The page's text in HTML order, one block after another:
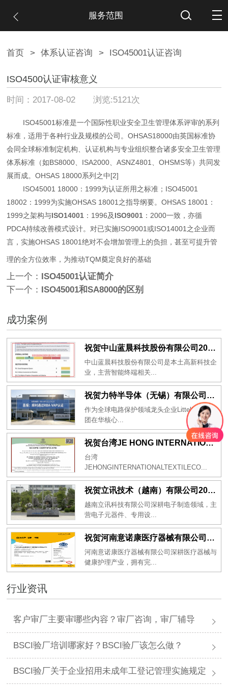
服务范围
首页 > 体系认证咨询 > ISO45001认证咨询
ISO4500认证审核意义
时间：2017-08-02 浏览:5121次
ISO45001标准是一个国际性职业安全卫生管理体系评审的系列
标准，适用于各种行业及规模的公司。OHSAS18000由英国标准协
会同全球标准制定机构、认证机构与专业组织整合诸多安全卫生管理
体系标准（如BS8000、ISA2000、ASNZ4801、OHSMS等）共同发
展而成。OHSAS 18000系列之中[2]
ISO45001 18000：1999为认证所用之标准；ISO45001
18002：1999为实施OHSAS 18001之指导纲要。OHSAS 18001：
1999之架构与ISO14001 ：1996及ISO9001 ：2000一致，亦循
PDCA持续改善模式设计。对已实施ISO9001或ISO14001之企业而
言，实施OHSAS 18001绝对不会增加管理上的负担，甚至可提升管
理的全方位效率，为推动TQM奠定良好的基础
上一个： ISO45001认证简介
下一个： ISO45001和SA8000的区别
成功案例
祝贺中山蓝晨科技股份有限公司2026年一次性成功通过BSCI验厂-B级
中山蓝晨科技股份有限公司是本土高新科技企
业，主营智能终端相关...
祝贺力特半导体（无锡）有限公司2026年一次性成功通过RBA-VAP认证审核并取得170.2分
作为全球电路保护领域龙头企业Littelfuse集
团在华核心...
祝贺台湾JE HONG INTERNATIONAL TEXTILE CO., LTD 2026年一次性成功通过GRS认证
台湾
JEHONGINTERNATIONALTEXTILECO...
祝贺立讯技术（越南）有限公司2026年一次性成功通过RBA-VAP审核获得金牌评级！
越南立讯科技有限公司深耕电子制造领域，主
营电子元器件、专用设...
祝贺河南意诺康医疗器械有限公司2026年一次性成功通过GMP认证
河南意诺康医疗器械有限公司深耕医疗器械与
健康护理产业，拥有完...
行业资讯
客户审厂主要审哪些内容？审厂咨询，审厂辅导
BSCI验厂培训哪家好？BSCI验厂该怎么做？
BSCI验厂关于企业招用未成年工登记管理实施规定